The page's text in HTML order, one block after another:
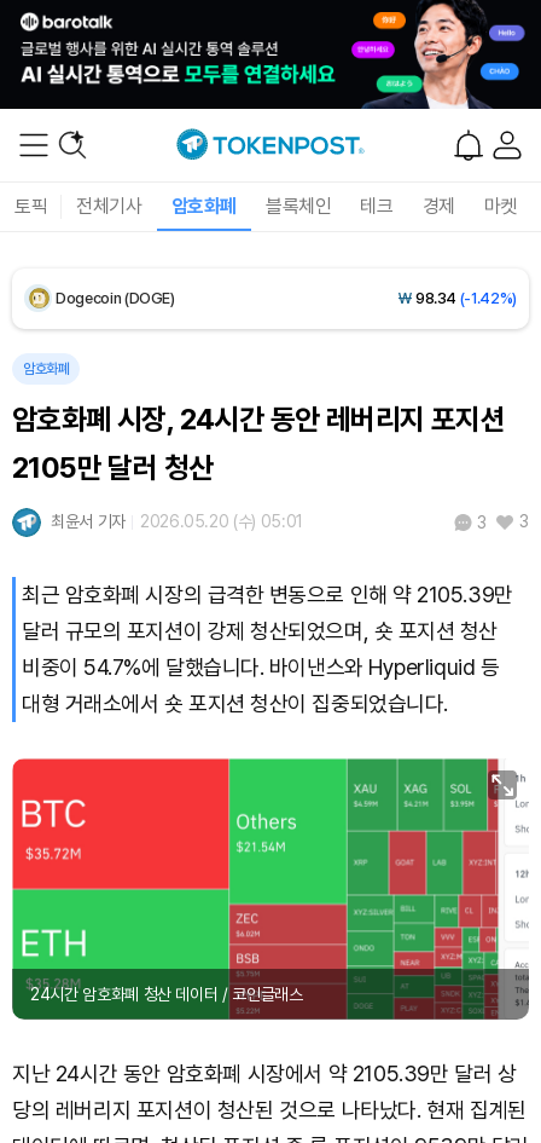
토픽 전체기사 암호화폐 블록체인 테크 경제 마켓
XRP (XRP) ₩1,451(-3.12%)
Dogecoin (DOGE) ₩ 98.34 (-1.42%)
Bitcoin (BTC)
암호화폐
암호화폐 시장, 24시간 동안 레버리지 포지션
2105만 달러 청산
최윤서 기자 2026.05.20 (수) 05:01 3 3
최근 암호화폐 시장의 급격한 변동으로 인해 약 2105.39만
달러 규모의 포지션이 강제 청산되었으며, 숏 포지션 청산
비중이 54.7%에 달했습니다. 바이낸스와 Hyperliquid 등
대형 거래소에서 숏 포지션 청산이 집중되었습니다.
24시간 암호화폐 청산 데이터 / 코인글래스
지난 24시간 동안 암호화폐 시장에서 약 2105.39만 달러 상
당의 레버리지 포지션이 청산된 것으로 나타났다. 현재 집계된